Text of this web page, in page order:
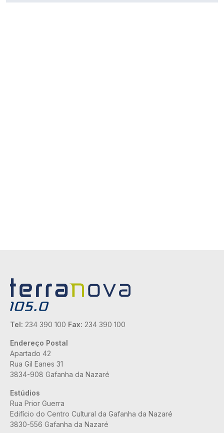
Tel: 234 390 100 Fax: 234 390 100
Endereço Postal
Apartado 42
Rua Gil Eanes 31
3834-908 Gafanha da Nazaré
Estúdios
Rua Prior Guerra
Edifício do Centro Cultural da Gafanha da Nazaré
3830-556 Gafanha da Nazaré